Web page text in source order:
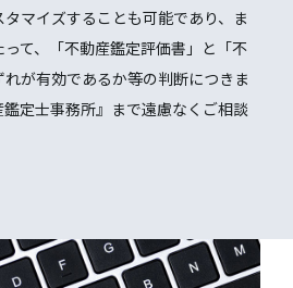
マイズすることも可能であり、ま
て、「不動産鑑定評価書」と「不
が有効であるか等の判断につきま
定士事務所』まで遠慮なくご相談